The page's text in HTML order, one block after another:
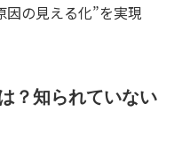
因の見える化”を実現
？知られていない